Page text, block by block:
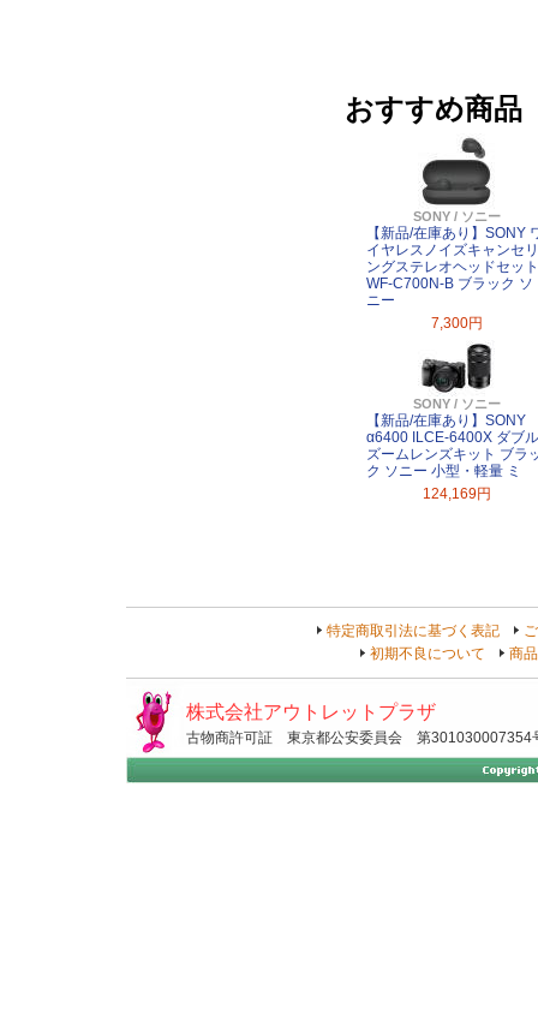
おすすめ商品
SONY / ソニー
【新品/在庫あり】SONY
イヤレスノイズキャンセリ
ングステレオヘッドセット
WF-C700N-B ブラック ソ
ニー
7,300円
SONY / ソニー
【新品/在庫あり】SONY
α6400 ILCE-6400X ダブル
ズームレンズキット ブラ
ク ソニー 小型・軽量 ミ
124,169円
特定商取引法に基づく表記
初期不良について
商
株式会社アウトレットプラザ
古物商許可証 東京都公安委員会 第301030007354